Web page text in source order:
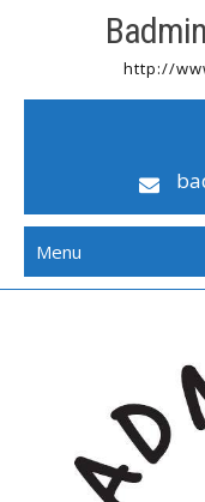
http://
Menu